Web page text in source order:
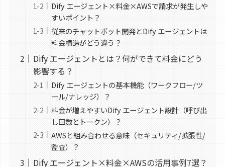
Dify エージェント×料金×AWSで請求が発生しや
すいポイント？
従来のチャットボット開発とDify エージェントは
料金構造がどう違う？
Dify エージェントとは？何ができて料金にどう
影響する？
Dify エージェントの基本機能（ワークフロー/ツ
ール/ナレッジ）？
料金が増えやすいDify エージェント設計（呼び出
し回数とトークン）？
AWSと組み合わせる意味（セキュリティ/拡張性/
監査）？
Dify エージェント×料金×AWSの活用事例7選？